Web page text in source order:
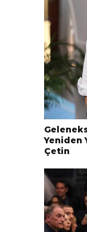
Yeniden
Çetin